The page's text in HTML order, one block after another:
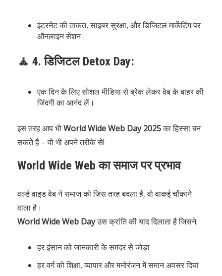
इंटरनेट की ताकत, साइबर सुरक्षा, और डिजिटल मार्केटिंग पर
ऑनलाइन सेशन।
🧘 4. डिजिटल Detox Day:
एक दिन के लिए सोशल मीडिया से ब्रेक लेकर वेब के बाहर की
जिंदगी का आनंद लें।
इस तरह आप भीWorld Wide Web Day 2025का हिस्सा बन
सकते हैं – वो भी अपने तरीके से!
World Wide Web का समाज पर प्रभाव
वर्ल्ड वाइड वेब ने समाज को जिस तरह बदला है, वो वाकई चौंकाने
वाला है।
World Wide Web Dayउस क्रांति की याद दिलाता है जिसने:
हर इंसान को जानकारी के समंदर से जोड़ा
हर वर्ग को शिक्षा, व्यापार और मनोरंजन में समान अवसर दिया